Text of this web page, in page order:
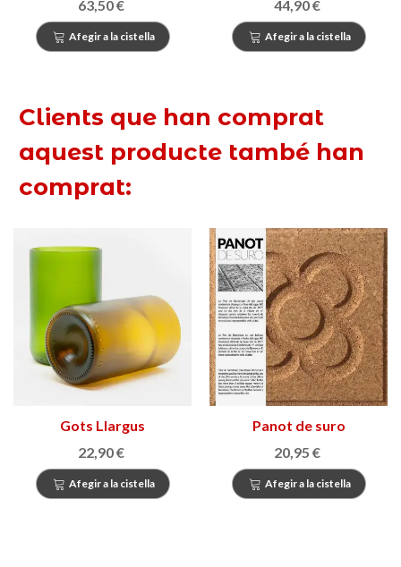
63,50 €
Afegir a la cistella
44,90 €
Afegir a la cistella
Clients que han comprat
aquest producte també han
comprat:
Gots Llargus
22,90 €
Afegir a la cistella
Panot de suro
20,95 €
Afegir a la cistella